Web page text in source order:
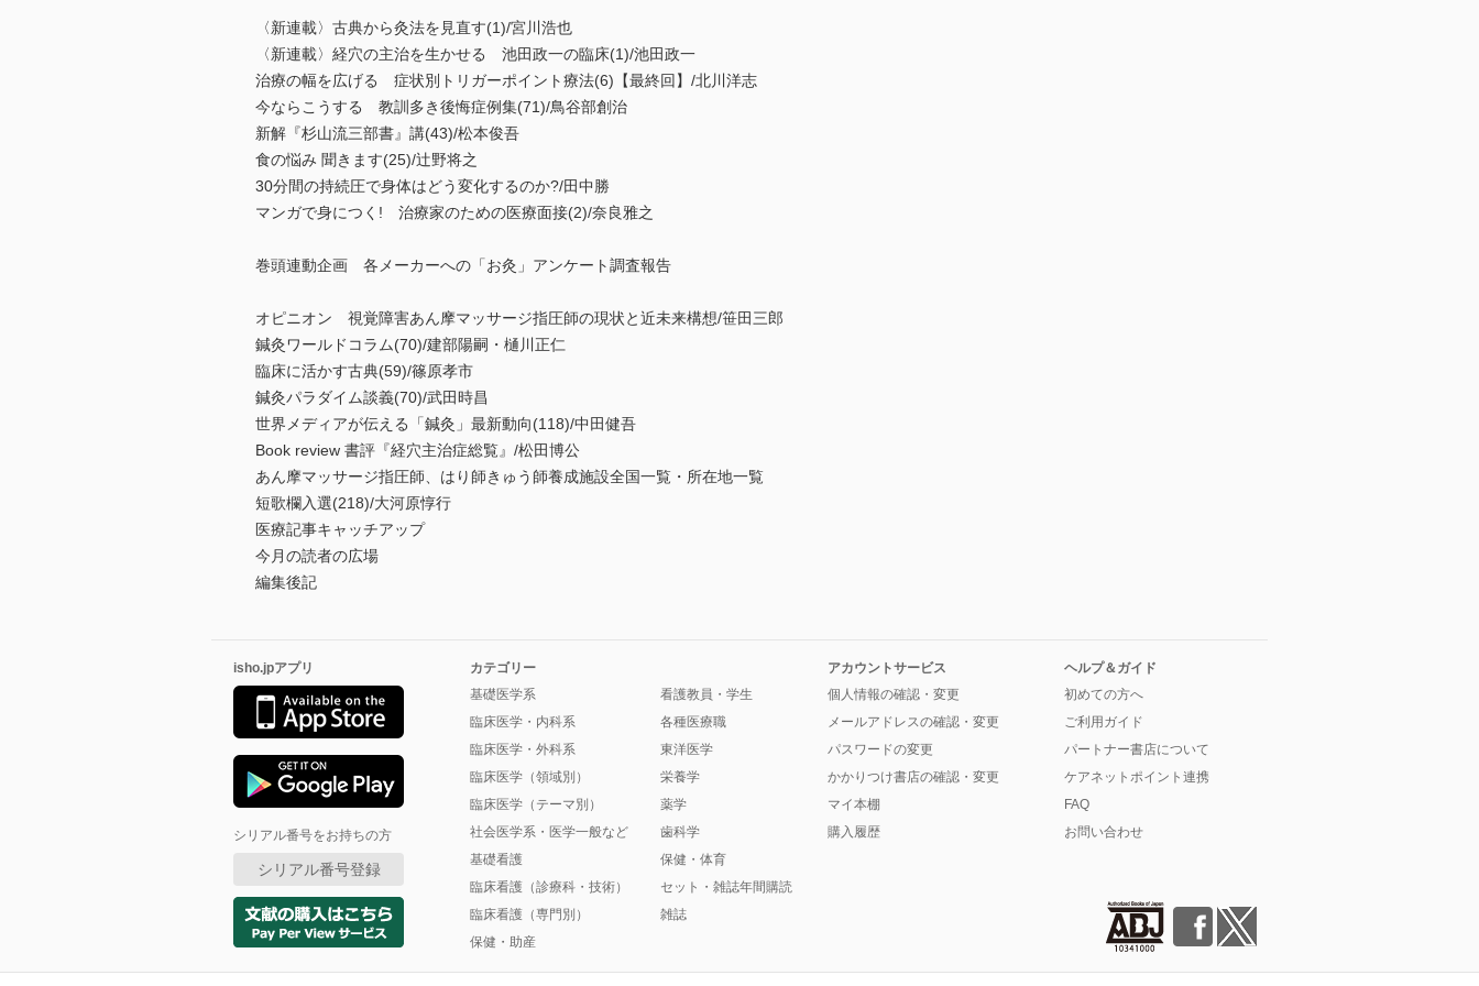
〈新連載〉古典から灸法を見直す(1)/宮川浩也
〈新連載〉経穴の主治を生かせる 池田政一の臨床(1)/池田政一
治療の幅を広げる 症状別トリガーポイント療法(6)【最終回】/北川洋志
今ならこうする 教訓多き後悔症例集(71)/鳥谷部創治
新解『杉山流三部書』講(43)/松本俊吾
食の悩み 聞きます(25)/辻野将之
30分間の持続圧で身体はどう変化するのか?/田中勝
マンガで身につく! 治療家のための医療面接(2)/奈良雅之
巻頭連動企画 各メーカーへの「お灸」アンケート調査報告
オピニオン 視覚障害あん摩マッサージ指圧師の現状と近未来構想/笹田三郎
鍼灸ワールドコラム(70)/建部陽嗣・樋川正仁
臨床に活かす古典(59)/篠原孝市
鍼灸パラダイム談義(70)/武田時昌
世界メディアが伝える「鍼灸」最新動向(118)/中田健吾
Book review 書評『経穴主治症総覧』/松田博公
あん摩マッサージ指圧師、はり師きゅう師養成施設全国一覧・所在地一覧
短歌欄入選(218)/大河原惇行
医療記事キャッチアップ
今月の読者の広場
編集後記
isho.jpアプリ
シリアル番号をお持ちの方
シリアル番号登録
カテゴリー
基礎医学系
臨床医学・内科系
臨床医学・外科系
臨床医学（領域別）
臨床医学（テーマ別）
社会医学系・医学一般など
基礎看護
臨床看護（診療科・技術）
臨床看護（専門別）
保健・助産
看護教員・学生
各種医療職
東洋医学
栄養学
薬学
歯科学
保健・体育
セット・雑誌年間購読
雑誌
アカウントサービス
個人情報の確認・変更
メールアドレスの確認・変更
パスワードの変更
かかりつけ書店の確認・変更
マイ本棚
購入履歴
ヘルプ＆ガイド
初めての方へ
ご利用ガイド
パートナー書店について
ケアネットポイント連携
FAQ
お問い合わせ